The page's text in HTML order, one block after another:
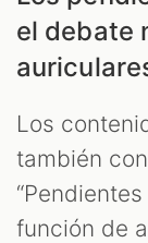
el debate
Los
también
función de